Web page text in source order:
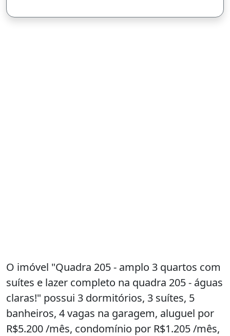
O imóvel "Quadra 205 - amplo 3 quartos com
suítes e lazer completo na quadra 205 - águas
claras!" possui 3 dormitórios, 3 suítes, 5
banheiros, 4 vagas na garagem, aluguel por
R$5.200 /mês, condomínio por R$1.205 /mês,